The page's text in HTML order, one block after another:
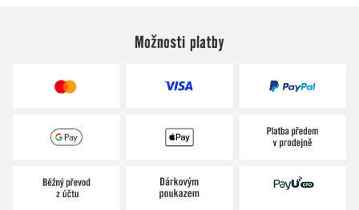
Možnosti platby